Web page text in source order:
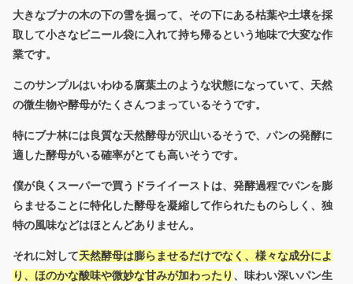
大きなブナの木の下の雪を掘って、その下にある枯葉や土壌を採
取して小さなビニール袋に入れて持ち帰るという地味で大変な作
業です。
このサンプルはいわゆる腐葉土のような状態になっていて、天然
の微生物や酵母がたくさんつまっているそうです。
特にブナ林には良質な天然酵母が沢山いるそうで、パンの発酵に
適した酵母がいる確率がとても高いそうです。
僕が良くスーパーで買うドライイーストは、発酵過程でパンを膨
らませることに特化した酵母を凝縮して作られたものらしく、独
特の風味などはほとんどありません。
それに対して天然酵母は膨らませるだけでなく、様々な成分によ
り、ほのかな酸味や微妙な甘みが加わったり 、味わい深いパン生